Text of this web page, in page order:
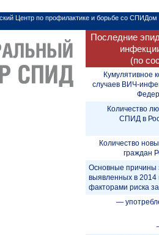
Центр по профилактике и борьбе со СПИДом
Последние
(по
Кумулятивное
случаев ВИЧ-
Количество
СПИД в
Количество
граждан
Основные причины
выявленных в 2014
факторами риска
—